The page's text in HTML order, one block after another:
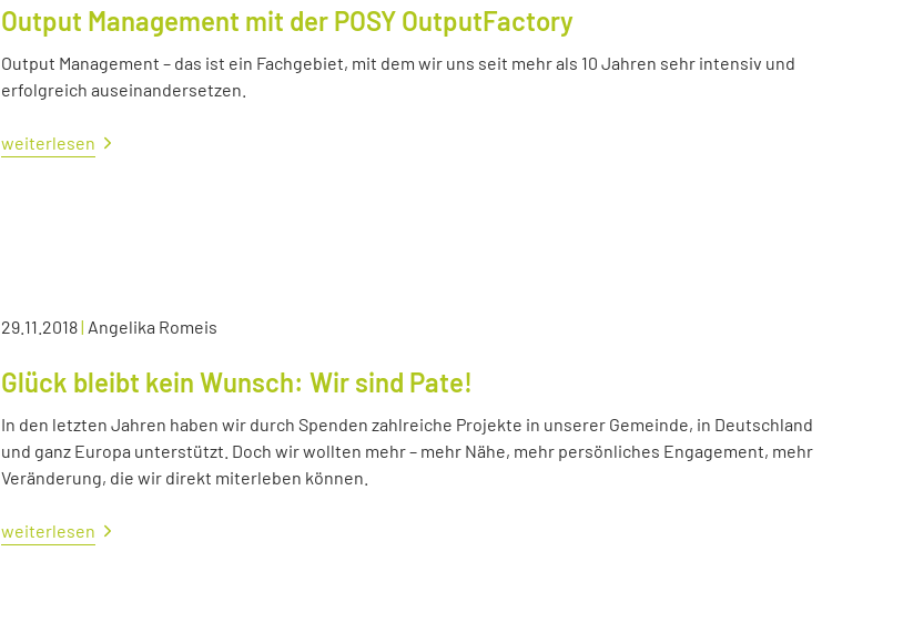
Output Management mit der POSY OutputFactory
Output Management – das ist ein Fachgebiet, mit dem wir uns seit mehr als 10 Jahren sehr intensiv und
erfolgreich auseinandersetzen.
weiterlesen
29.11.2018| Angelika Romeis
Glück bleibt kein Wunsch: Wir sind Pate!
In den letzten Jahren haben wir durch Spenden zahlreiche Projekte in unserer Gemeinde, in Deutschland
und ganz Europa unterstützt. Doch wir wollten mehr – mehr Nähe, mehr persönliches Engagement, mehr
Veränderung, die wir direkt miterleben können.
weiterlesen